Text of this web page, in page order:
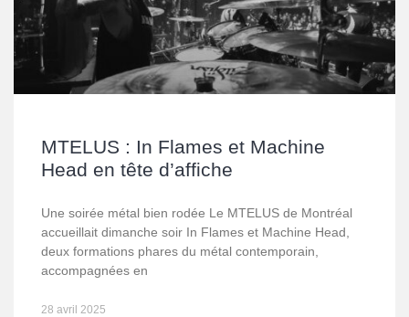
MTELUS : In Flames et Machine
Head en tête d’affiche
Une soirée métal bien rodée Le MTELUS de Montréal
accueillait dimanche soir In Flames et Machine Head,
deux formations phares du métal contemporain,
accompagnées en
28 avril 2025